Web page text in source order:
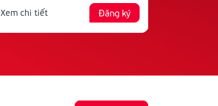
Xem chi tiết Đăng ký